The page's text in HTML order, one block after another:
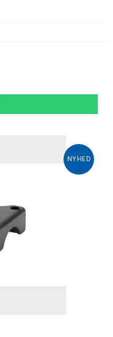
NYHED